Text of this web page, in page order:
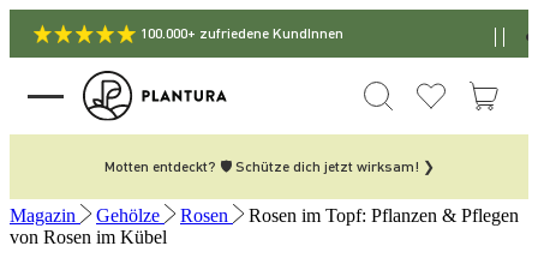
100.000+ zufriedene KundInnen
Motten entdeckt? 🛡️ Schütze dich jetzt wirksam! ❯
Magazin Gehölze Rosen
Rosen im Topf: Pflanzen & Pflegen
von Rosen im Kübel